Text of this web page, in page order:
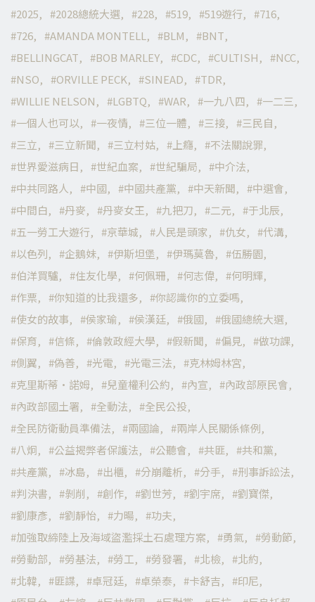
2025
2028總統大選 228 519 519遊行
716
726
AMANDA MONTELL BLM
BNT
BELLINGCAT
BOB MARLEY CDC CULTISH
NCC
NSO
ORVILLE PECK SINEAD
TDR
WILLIE NELSON
LGBTQ WAR 一九八四
一二三
一個人也可以
一夜情 三位一體 三接
三民自
三立
三立新聞 三立村姑 上癮
不法關說罪
世界愛滋病日
世紀血案 世紀騙局
中介法
中共同路人
中國 中國共產黨 中天新聞
中選會
中間白
丹麥 丹麥女王 九把刀 二元
于北辰
五一勞工大遊行
京華城 人民是頭家 仇女
代溝
以色列
企鵝妹 伊斯坦堡 伊瑪莫魯
伍勝園
伯洋買驢
住友化學 何佩珊 何志偉
何明輝
作票
你知道的比我還多
你認識你的立委嗎
使女的故事
侯家瑜 侯漢廷 俄國
俄國總統大選
保育
信條 倫敦政經大學 假新聞 偏見
做功課
側翼
偽善 光電 光電三法
克林姆林宮
克里斯蒂·諾姆
兒童權利公約 內宣
內政部原民會
內政部國土署
全動法
全民公投
全民防衛動員準備法
兩國論
兩岸人民關係條例
八炯
公益揭弊者保護法 公聽會 共匪
共和黨
共產黨
冰島 出櫃 分崩離析 分手
刑事訴訟法
判決書
剝削 創作 劉世芳 劉宇席
劉寶傑
劉康彥
劉靜怡 力暘
功夫
加強取締陸上及海域盜濫採土石處理方案
勇氣
勞動節
勞動部
勞基法 勞工 勞發署 北檢
北約
北韓
匪諜 卓冠廷 卓榮泰 卡舒吉
印尼